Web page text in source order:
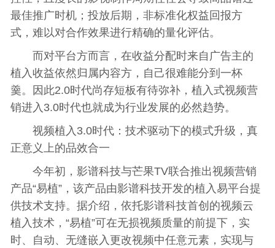
最佳推广时机；投放后期，非标准化权益回报方
式，难以对合作效果进行精确的量化评估。
而对平台方而言，在收益分配时来自广告主的
植入收益依然归属内容方，自己很难能分到一杯
羹。因此2.0时代尚存短板有待弥补，植入式视频营
销进入3.0时代也就成为行业发展的必然趋势。
视频植入3.0时代：技术驱动下的模式升级，真
正意义上的品效合一
今年初，影谱科技与芒果TV联合推出视频营销
产品“易植”，该产品由影谱科技开发的植入易平台提
供技术支持。据介绍，依托影谱科技首创的视频云
植入技术，“易植”可在无损视频质量的前提下，实
时、自动、无缝嵌入更改视频中任意元素，实现与